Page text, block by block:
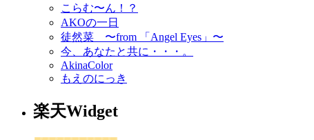
こらむ〜ん！？
AKOの一日
徒然菜 〜from 「Angel Eyes」〜
今、あなたと共に・・・。
AkinaColor
もえのにっき
楽天Widget